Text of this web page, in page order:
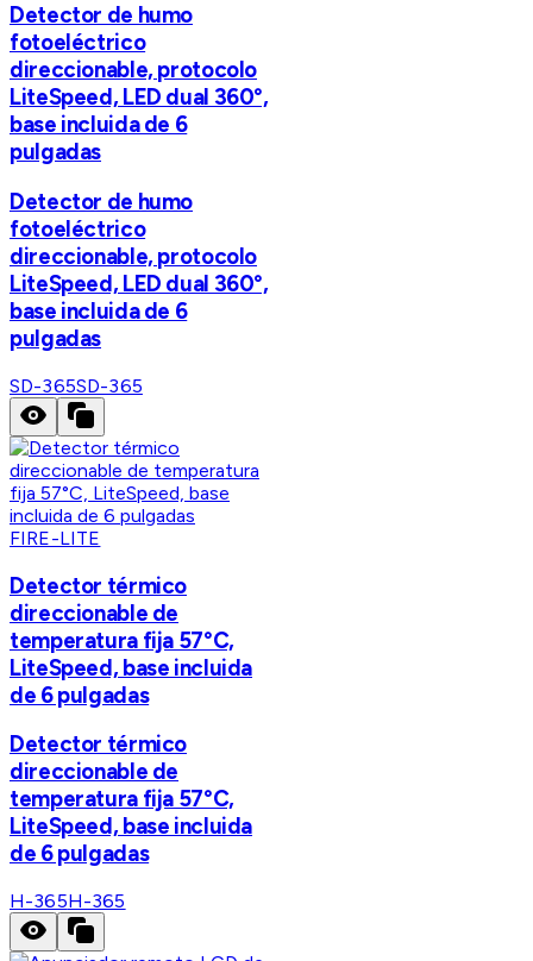
Detector de humo
fotoeléctrico
direccionable, protocolo
LiteSpeed, LED dual 360°,
base incluida de 6
pulgadas
Detector de humo
fotoeléctrico
direccionable, protocolo
LiteSpeed, LED dual 360°,
base incluida de 6
pulgadas
SD-365SD-365
FIRE-LITE
Detector térmico
direccionable de
temperatura fija 57°C,
LiteSpeed, base incluida
de 6 pulgadas
Detector térmico
direccionable de
temperatura fija 57°C,
LiteSpeed, base incluida
de 6 pulgadas
H-365H-365